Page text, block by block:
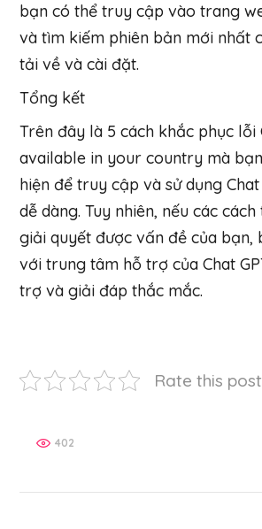
bạn có thể truy cập vào trang
và tìm kiếm phiên bản mới nhất
tải về và cài đặt.
Tổng kết
Trên đây là 5 cách khắc phục lỗi
available in your country mà
hiện để truy cập và sử dụng
dễ dàng. Tuy nhiên, nếu các
giải quyết được vấn đề của bạn,
với trung tâm hỗ trợ của Chat
trợ và giải đáp thắc mắc.
Rate this post
402